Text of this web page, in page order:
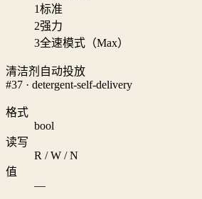
1标准
2强力
3全速模式（Max）
清洁剂自动投放
#37 · detergent-self-delivery
格式
bool
读写
R / W / N
值
—